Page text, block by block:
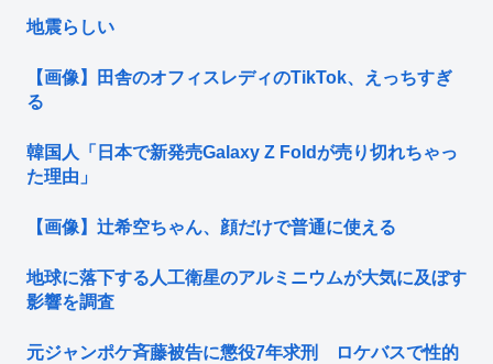
地震らしい
【画像】田舎のオフィスレディのTikTok、えっちすぎ
る
韓国人「日本で新発売Galaxy Z Foldが売り切れちゃっ
た理由」
【画像】辻希空ちゃん、顔だけで普通に使える
地球に落下する人工衛星のアルミニウムが大気に及ぼす
影響を調査
元ジャンポケ斉藤被告に懲役7年求刑 ロケバスで性的